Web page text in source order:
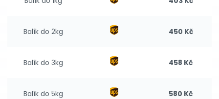
Balík do 2kg 450 Kč
Balík do 3kg 458 Kč
Balík do 5kg 580 Kč